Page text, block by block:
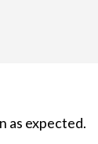
as expected.